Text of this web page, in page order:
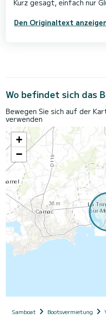
Den Originaltext
Wo befindet sich das
Bewegen Sie sich auf der
verwenden
+
−
Samboat Bootsvermietung